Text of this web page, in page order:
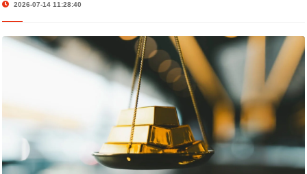
2026-07-14 11:28:40